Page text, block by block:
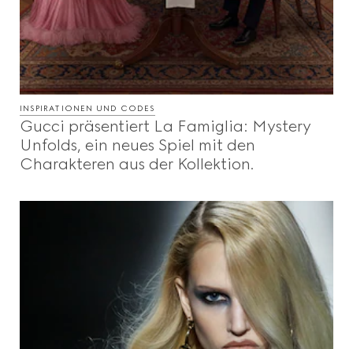
INSPIRATIONEN UND CODES
Gucci präsentiert La Famiglia: Mystery
Unfolds, ein neues Spiel mit den
Charakteren aus der Kollektion.